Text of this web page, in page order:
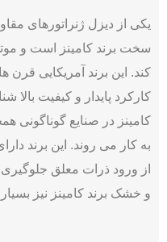
یکی از دیزل ژنراتورهای
سخت برند کامینز است و
کند. این برند آمریکایی قرن
کارکرد پایدار و کیفیت بالا
کامینز در صنایع گوناگونی
به کار می روند. این برند
از ورود ذرات معلق
و خشک برند کامینز نیز